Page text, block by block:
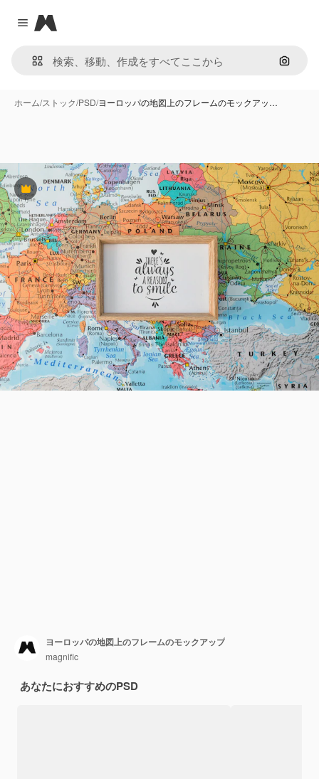
Close menu
Magnific
画像で
ホーム/ストック/PSD/ヨーロッパの地図上のフレームのモックアッ…
Premium
ヨーロッパの地図上のフレームのモックアップ
magnific
あなたにおすすめのPSD